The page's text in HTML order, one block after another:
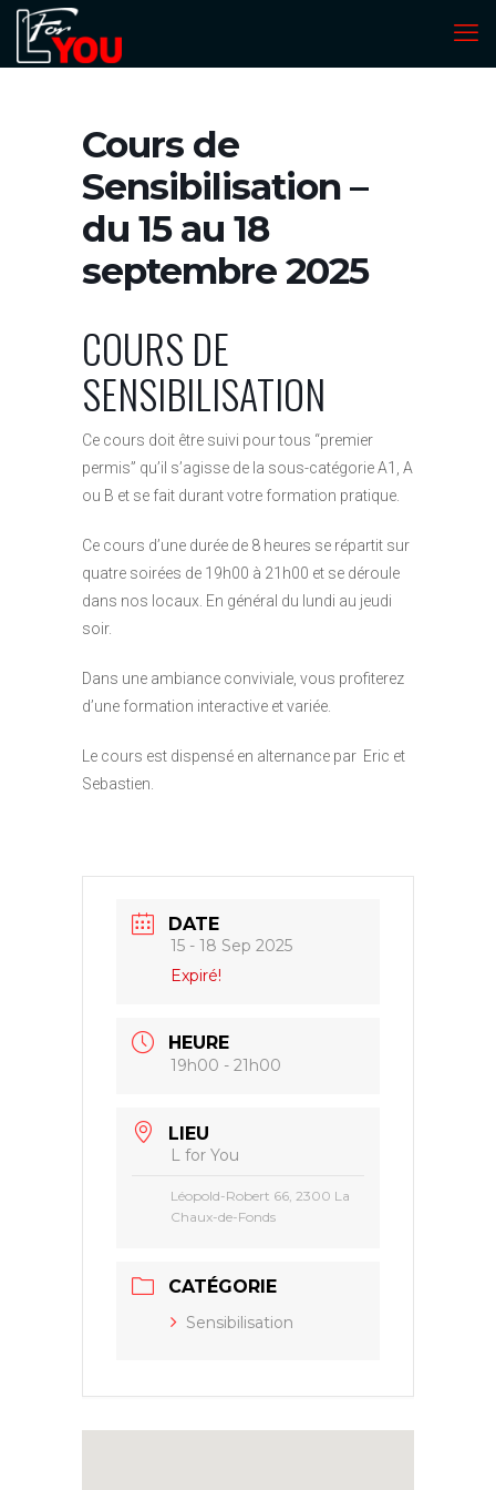
Cours de
Sensibilisation –
du 15 au 18
septembre 2025
COURS DE
SENSIBILISATION
Ce cours doit être suivi pour tous “premier
permis” qu’il s’agisse de la sous-catégorie A1, A
ou B et se fait durant votre formation pratique.
Ce cours d’une durée de 8 heures se répartit sur
quatre soirées de 19h00 à 21h00 et se déroule
dans nos locaux. En général du lundi au jeudi
soir.
Dans une ambiance conviviale, vous profiterez
d’une formation interactive et variée.
Le cours est dispensé en alternance par Eric et
Sebastien.
DATE
15 - 18 Sep 2025
Expiré!
HEURE
19h00 - 21h00
LIEU
L for You
Léopold-Robert 66, 2300 La
Chaux-de-Fonds
CATÉGORIE
Sensibilisation